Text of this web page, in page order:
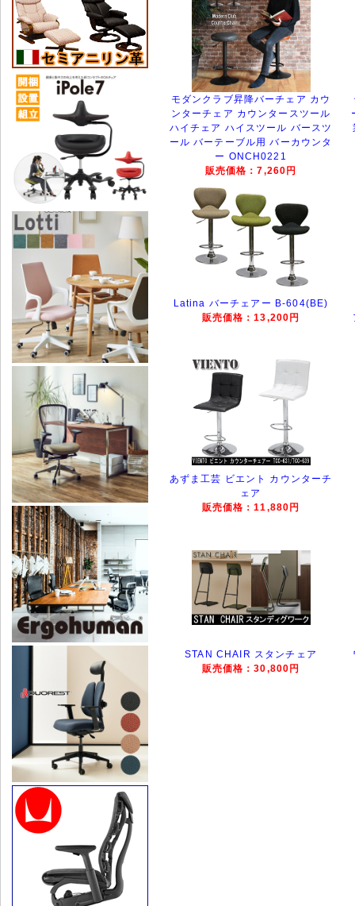
モダンクラブ昇降バーチェア カウ
ンターチェア カウンタースツール
ハイチェア ハイスツール バースツ
ール バーテーブル用 バーカウンタ
ー ONCH0221
販売価格：7,260円
Latina バーチェアー B-604(BE)
販売価格：13,200円
あずま工芸 ビエント カウンターチ
ェア
販売価格：11,880円
STAN CHAIR スタンチェア
販売価格：30,800円